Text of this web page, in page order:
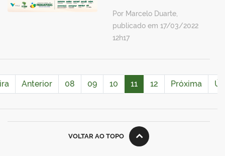
Por Marcelo Duarte,
publicado em 17/03/2022
12h17
Anterior 08 09 10 11 12 Próxima
VOLTAR AO TOPO